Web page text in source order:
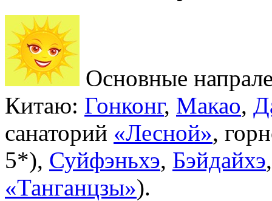
Основные
Китаю: Гонконг, Макао,
санаторий «Лесной»,
5*), Суйфэньхэ, Бэйдайхэ
«Танганцзы»).